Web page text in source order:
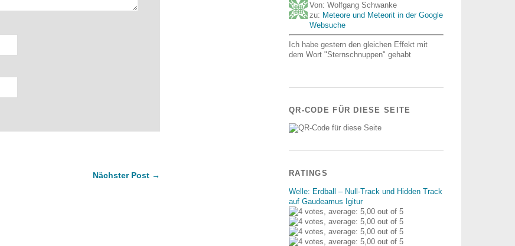
Nächster Post →
Von: Wolfgang Schwanke
zu: Meteore und Meteorit in der Google
Websuche
Ich habe gestern den gleichen Effekt mit
dem Wort "Sternschnuppen" gehabt
QR-CODE FÜR DIESE SEITE
RATINGS
Welle: Erdball – Null-Track und Hidden Track
auf Gaudeamus Igitur